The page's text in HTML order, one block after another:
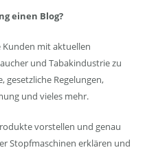
einen Blog?
mit aktuellen
und Tabakindustrie zu
gesetzliche Regelungen,
und vieles mehr.
vorstellen und genau
Stopfmaschinen erklären und